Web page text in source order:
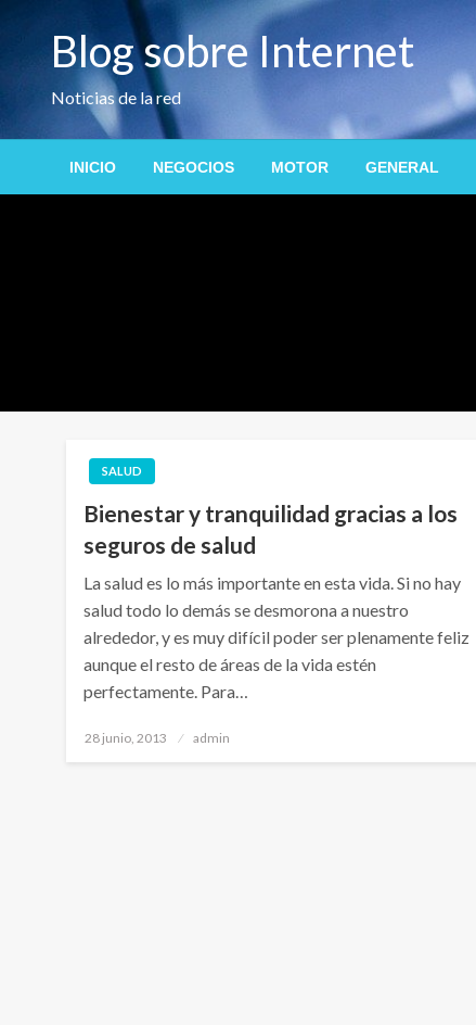
contenidoBlog sobre Internet
Noticias de la red
INICIO NEGOCIOS MOTOR GENERAL
SALUD
Bienestar y tranquilidad gracias a los
seguros de salud
La salud es lo más importante en esta vida. Si no hay
salud todo lo demás se desmorona a nuestro
alrededor, y es muy difícil poder ser plenamente feliz
aunque el resto de áreas de la vida estén
perfectamente. Para…
Publicado
28 junio, 2013 admin